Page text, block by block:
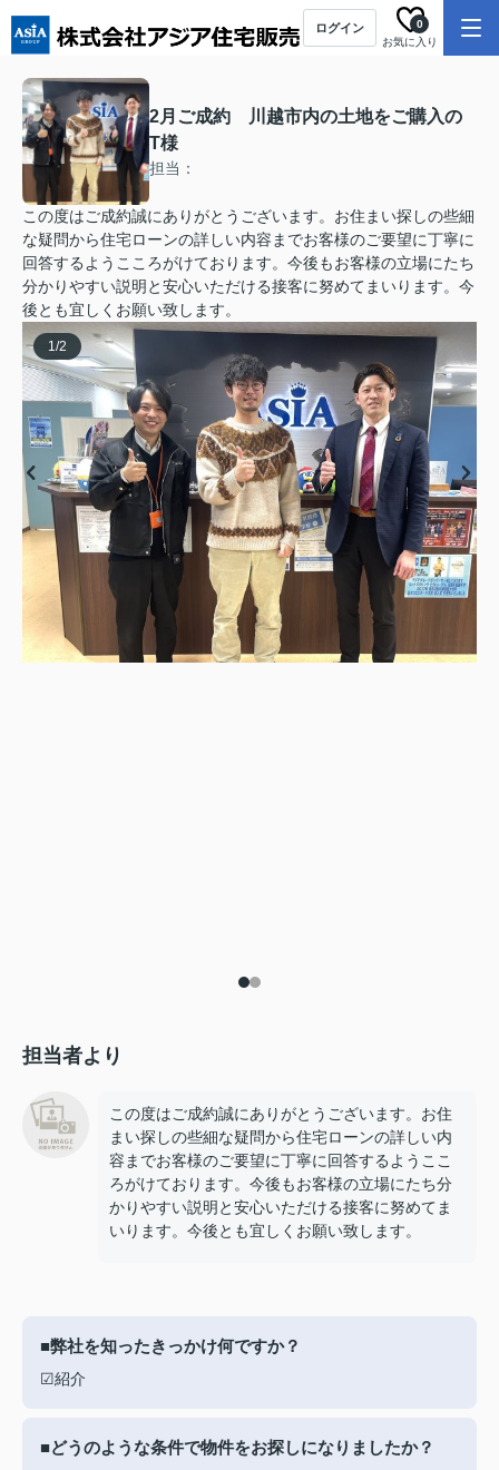
ログイン
お気に入り
0
2月ご成約 川越市内の土地をご購入の
T様
担当：
この度はご成約誠にありがとうございます。お住まい探しの些細
な疑問から住宅ローンの詳しい内容までお客様のご要望に丁寧に
回答するようこころがけております。今後もお客様の立場にたち
分かりやすい説明と安心いただける接客に努めてまいります。今
後とも宜しくお願い致します。
1/2
担当者より
この度はご成約誠にありがとうございます。お住
まい探しの些細な疑問から住宅ローンの詳しい内
容までお客様のご要望に丁寧に回答するようここ
ろがけております。今後もお客様の立場にたち分
かりやすい説明と安心いただける接客に努めてま
いります。今後とも宜しくお願い致します。
■弊社を知ったきっかけ何ですか？
☑紹介
■どうのような条件で物件をお探しになりましたか？